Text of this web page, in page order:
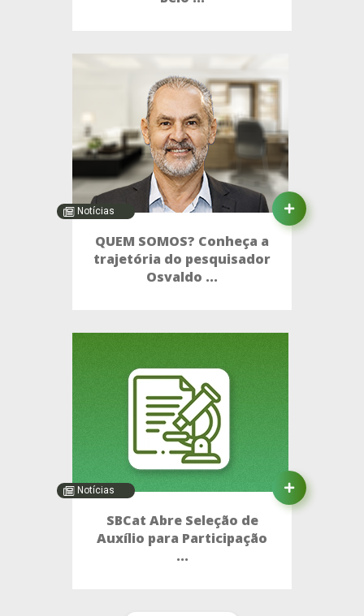
Notícias
QUEM SOMOS? Conheça a
trajetória do pesquisador
Osvaldo ...
Notícias
SBCat Abre Seleção de
Auxílio para Participação
...